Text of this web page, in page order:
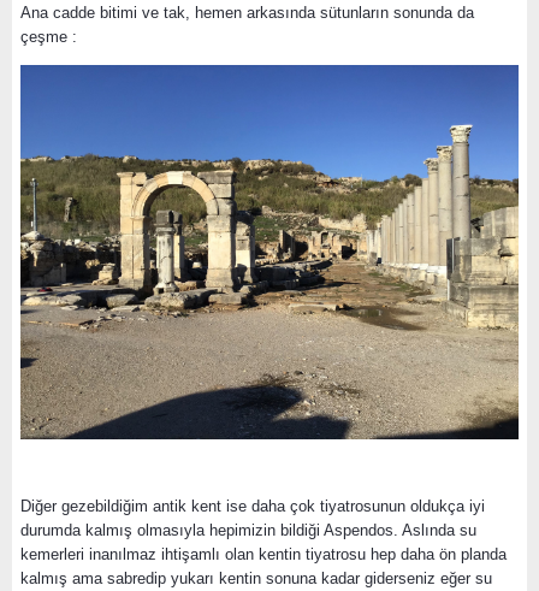
Ana cadde bitimi ve tak, hemen arkasında sütunların sonunda da
çeşme :
Diğer gezebildiğim antik kent ise daha çok tiyatrosunun oldukça iyi
durumda kalmış olmasıyla hepimizin bildiği Aspendos. Aslında su
kemerleri inanılmaz ihtişamlı olan kentin tiyatrosu hep daha ön planda
kalmış ama sabredip yukarı kentin sonuna kadar giderseniz eğer su